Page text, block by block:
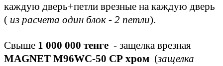
каждую дверь+петли врезные на каждую дверь
( из расчета один блок - 2 петли).
Свыше 1 000 000 тенге - защелка врезная
MAGNET M96WC-50 СР хром (защелка